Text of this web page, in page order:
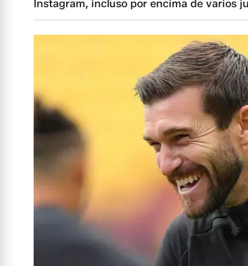
Instagram, incluso por encima de varios